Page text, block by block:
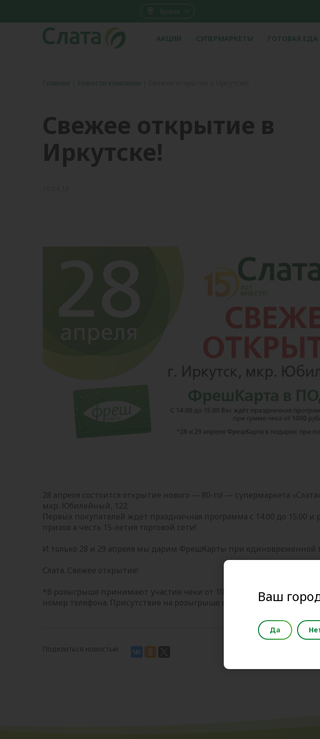
Братск
АКЦИИ СУПЕРМАРКЕТЫ ГОТОВАЯ ЕДА
Главная Новости компании
Свежее открытие в
Иркутске!
28 апреля состоится открытие нового — 80-го! — супермаркета
мкр. Юбилейный, 122.
Первых покупателей ждёт праздничная программа с 14.00 до 15.00
призов в честь 15-летия торговой сети!
И только 28 и 29 апреля мы дарим ФрешКарты при единовременной
Слата. Свежее открытие!
*В розыгрыше принимают участие чеки от 1000 рублей. На чеке
номер телефона. Присутствие на розыгрыше обязательно.
Поделиться новостью
Ваш
Да